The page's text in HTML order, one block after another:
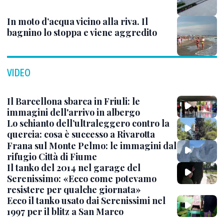
In moto d’acqua vicino alla riva. Il
bagnino lo stoppa e viene aggredito
VIDEO
Il Barcellona sbarca in Friuli: le
immagini dell'arrivo in albergo
Lo schianto dell’ultraleggero contro la
quercia: cosa è successo a Rivarotta
Frana sul Monte Pelmo: le immagini dal
rifugio Città di Fiume
Il tanko del 2014 nel garage del
Serenissimo: «Ecco come potevamo
resistere per qualche giornata»
Ecco il tanko usato dai Serenissimi nel
1997 per il blitz a San Marco